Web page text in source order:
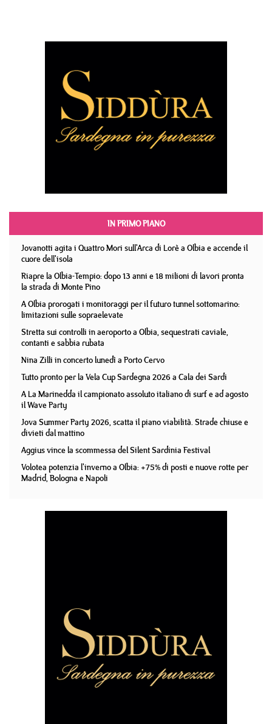
IN PRIMO PIANO
Jovanotti agita i Quattro Mori sull'Arca di Lorè a Olbia e accende il
cuore dell'isola
Riapre la Olbia-Tempio: dopo 13 anni e 18 milioni di lavori pronta
la strada di Monte Pino
A Olbia prorogati i monitoraggi per il futuro tunnel sottomarino:
limitazioni sulle sopraelevate
Stretta sui controlli in aeroporto a Olbia, sequestrati caviale,
contanti e sabbia rubata
Nina Zilli in concerto lunedì a Porto Cervo
Tutto pronto per la Vela Cup Sardegna 2026 a Cala dei Sardi
A La Marinedda il campionato assoluto italiano di surf e ad agosto
il Wave Party
Jova Summer Party 2026, scatta il piano viabilità. Strade chiuse e
divieti dal mattino
Aggius vince la scommessa del Silent Sardinia Festival
Volotea potenzia l'inverno a Olbia: +75% di posti e nuove rotte per
Madrid, Bologna e Napoli